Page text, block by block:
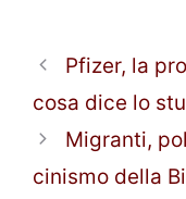
Pfizer, la
cosa dice lo
Migranti,
cinismo della